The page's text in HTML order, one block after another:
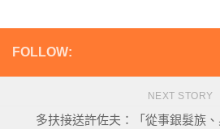
FOLLOW:
NEXT STORY
多扶接送許佐夫：「從事銀髮族